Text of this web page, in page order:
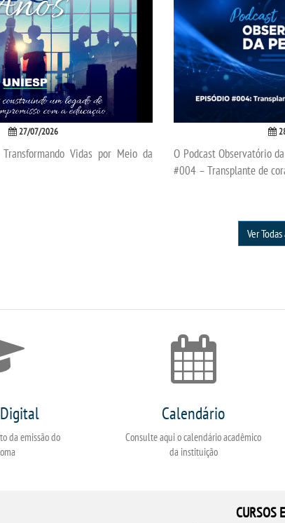
27/07/2026
Vidas por Meio da
O Podcast Observatório
#004 – Transplante de
da emissão do
Calendário
Consulte aqui o calendário acadêmico
da instituição
CURSOS